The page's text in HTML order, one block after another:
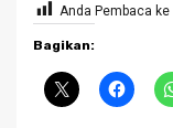
Anda Pembaca ke
Bagikan: